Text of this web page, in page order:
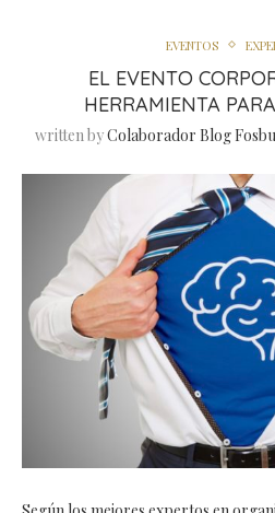
EVENTOS
EL EVENTO
HERRAMIENTA
written byColaborador Blog